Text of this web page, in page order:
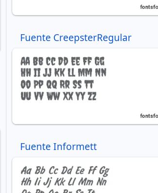
Fuente CreepsterRegular
Fuente Informett